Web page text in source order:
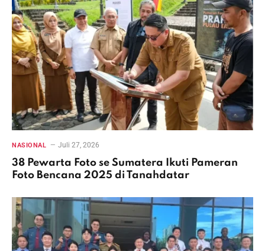
NASIONAL Juli 27, 2026
38 Pewarta Foto se Sumatera Ikuti Pameran
Foto Bencana 2025 di Tanahdatar